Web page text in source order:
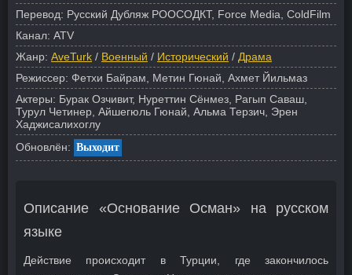
Перевод: Русский Дубляж РООСОДКТ, Force Media, ColdFilm
Канал: ATV
Жанр: AveTurk / Военный / Исторический / Драма
Режиссер: Фетхи Байрам, Метин Гюнай, Ахмет Йильмаз
Актеры: Бурак Озчивит, Нуреттин Сёнмез, Рагып Саваш,
Турул Четинер, Айшегюль Гюнай, Альма Терзич, Эрен
Хаджисалихоглу
Обновлён: Выходит
Описание «Основание Осман» на русском
языке
Действие происходит в Турции, где закончилось